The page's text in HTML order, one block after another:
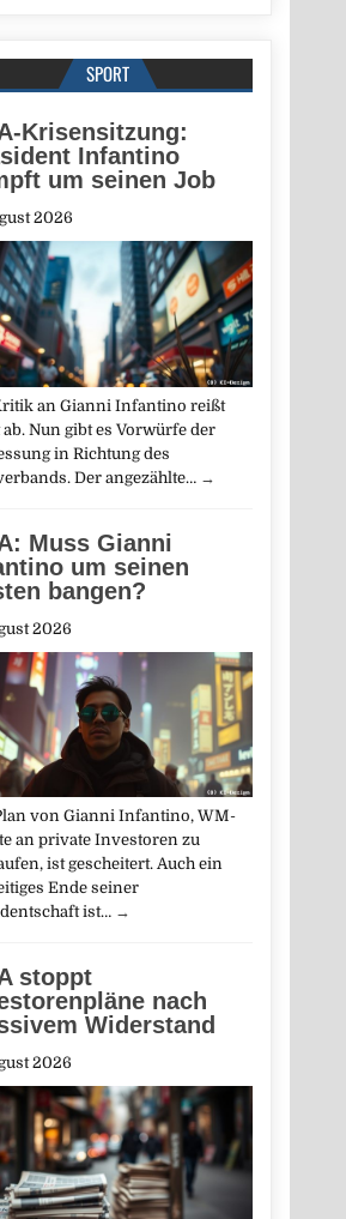
SPORT
Krisensitzung:
Infantino
um seinen Job
2026
an Gianni Infantino reißt
Nun gibt es Vorwürfe der
in Richtung des
Der angezählte… →
Muss Gianni
um seinen
bangen?
2026
von Gianni Infantino, WM-
an private Investoren zu
ist gescheitert. Auch ein
Ende seiner
ist… →
stoppt
nach
Widerstand
2026